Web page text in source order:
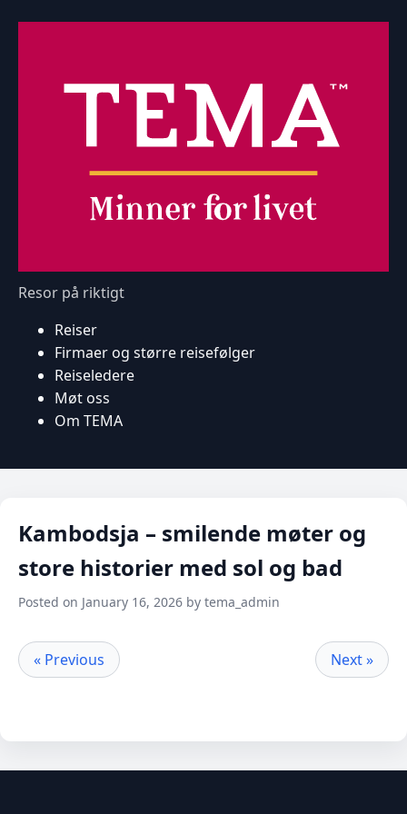
Resor på riktigt
Reiser
Firmaer og større reisefølger
Reiseledere
Møt oss
Om TEMA
Kambodsja – smilende møter og
store historier med sol og bad
Posted on January 16, 2026 by tema_admin
« Previous Next »